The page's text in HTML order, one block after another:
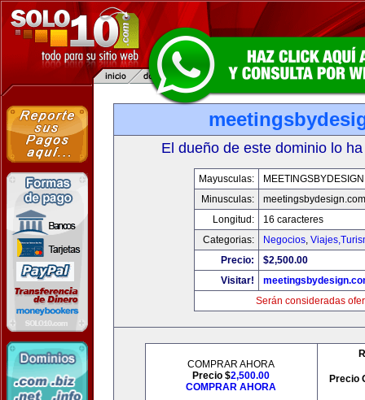
El dueño de este dominio lo
Mayusculas:
Minusculas:
meetingsbydesign.com
Longitud:
16 caracteres
Categorias:
Negocios,
Precio:
$2,500.00
Visitar!
Serán consideradas
COMPRAR AHORA
Precio $2,500.00
COMPRAR AHORA
Precio